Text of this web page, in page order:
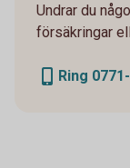
Undrar du
försäkringar
Ring